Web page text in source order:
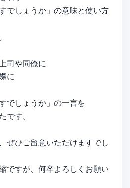
でしょうか」の意味と使い方
司や同僚に
に
でしょうか」の一言を
です。
ぜひご留意いただけますでし
ですが、何卒よろしくお願い